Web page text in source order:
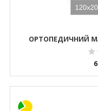
ОРТОПЕДИЧНИЙ